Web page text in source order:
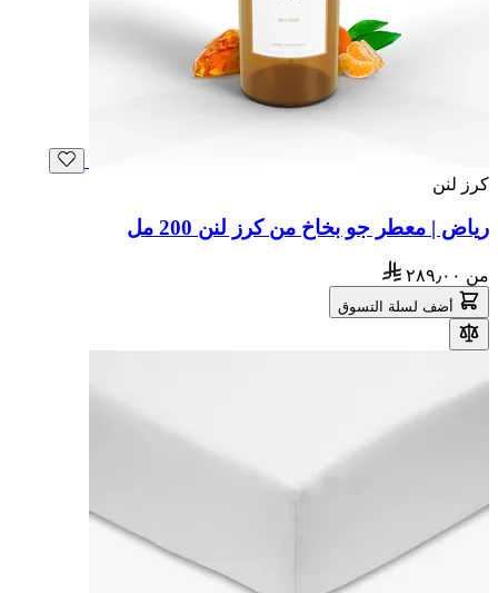
كرز لنن
رياض | معطر جو بخاخ من كرز لنن 200 مل
من ٢٨٩٫٠٠
أضف لسلة التسوق